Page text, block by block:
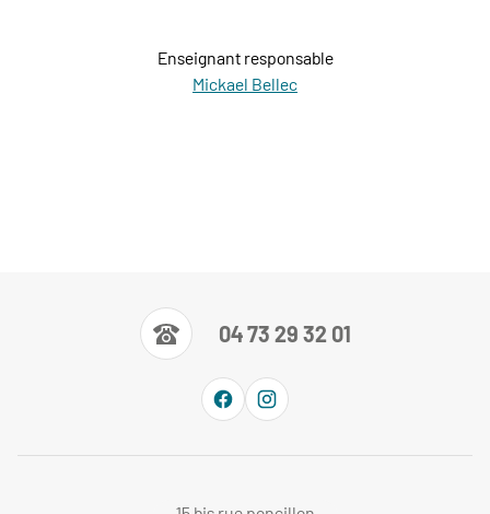
Enseignant responsable
Mickael Bellec
04 73 29 32 01